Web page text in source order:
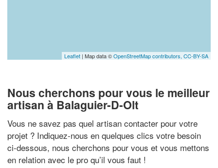
Leaflet | Map data ©OpenStreetMap contributors, CC-BY-SA
Nous cherchons pour vous le meilleur
artisan à Balaguier-D-Olt
Vous ne savez pas quel artisan contacter pour votre
projet ? Indiquez-nous en quelques clics votre besoin
ci-dessous, nous cherchons pour vous et vous mettons
en relation avec le pro qu’il vous faut !